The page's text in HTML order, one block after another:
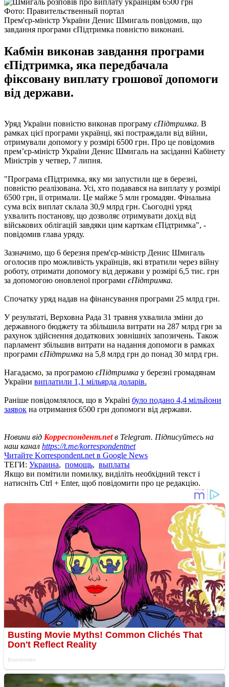
Фото: Правительственный портал
Прем'єр-міністр України Денис Шмигаль повідомив, що
завдання програми єПідтримка повністю виконані.
Кабмін виконав завдання програми
єПідтримка, яка передбачала
фіксовану виплату грошової допомоги
від держави.
Уряд України повністю виконав програму єПідтримка. В
рамках цієї програми українці, які постраждали від війни,
отримували допомогу у розмірі 6500 грн. Про це повідомив
прем’єр-міністр України Денис Шмигаль на засіданні Кабінету
Міністрів у четвер, 7 липня.
"Програма єПідтримка, яку ми запустили ще в березні,
повністю реалізована. Усі, хто подавався на виплату у розмірі
6500 грн, її отримали. Це майже 5 млн громадян. Фінальна
сума всіх виплат склала 30,9 млрд грн. Сьогодні уряд
ухвалить постанову, що дозволяє отримувати дохід від
військових облігацій завдяки цим карткам єПідтримка", -
повідомив глава уряду.
Зазначимо, що 6 березня прем'єр-міністр Денис Шмигаль
оголосив про можливість українців, які втратили через війну
роботу, отримати допомогу від держави у розмірі 6,5 тис. грн
за допомогою оновленої програми єПідтримка.
Спочатку уряд надав на фінансування програми 25 млрд грн.
У результаті, Верховна Рада 31 травня ухвалила зміни до
державного бюджету та збільшила витрати на 287 млрд грн за
рахунок здійснення додаткових зовнішніх запозичень. Також
парламент збільшив витрати на надання допомоги в рамках
програми єПідтримка на 5,8 млрд грн до понад 30 млрд грн.
Нагадаємо, за програмою єПідтримка у березні громадянам
України виплатили 1,1 мільярда доларів.
Раніше повідомлялося, що в Україні було подано 4,4 мільйони
заявок на отримання 6500 грн допомоги від держави.
Новини від Корреспондент.netв Telegram. Підписуйтесь на
наш канал https://t.me/korrespondentnet
Читайте Korrespondent.net в Google News
ТЕГИ: Украина, помощь, выплаты
Якщо ви помітили помилку, виділіть необхідний текст і
натисніть Ctrl + Enter, щоб повідомити про це редакцію.